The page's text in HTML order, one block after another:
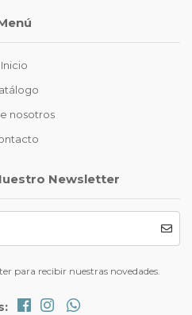
Inicio
nosotros
Newsletter
para recibir nuestras novedades.